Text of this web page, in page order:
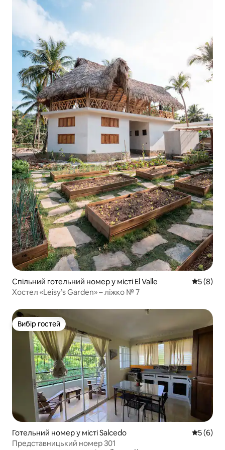
Спільний готельний номер у місті El Valle Середня
5 (8)
Хостел «Leisy’s Garden» – ліжко № 7
Вибір гостей
Вибір гостей
Готельний номер у місті Salcedo Середня
5 (6)
Представницький номер 301